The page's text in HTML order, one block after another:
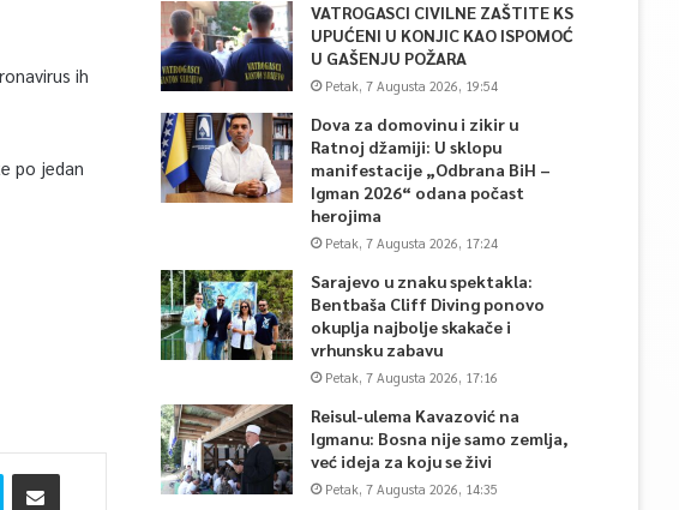
ih
po jedan
VATROGASCI CIVILNE ZAŠTITE KS
UPUĆENI U KONJIC KAO ISPOMOĆ
U GAŠENJU POŽARA
Petak, 7 Augusta 2026, 19:54
Dova za domovinu i zikir u
Ratnoj džamiji: U sklopu
manifestacije „Odbrana BiH –
Igman 2026“ odana počast
herojima
Petak, 7 Augusta 2026, 17:24
Sarajevo u znaku spektakla:
Bentbaša Cliff Diving ponovo
okuplja najbolje skakače i
vrhunsku zabavu
Petak, 7 Augusta 2026, 17:16
Reisul-ulema Kavazović na
Igmanu: Bosna nije samo zemlja,
već ideja za koju se živi
Petak, 7 Augusta 2026, 14:35